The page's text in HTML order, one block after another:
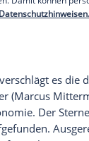
lassen und
werden.
in unseren
auf Instagram
eine